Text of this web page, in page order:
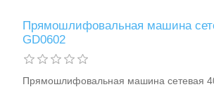
Прямошлифовальная машина
GD0602
Прямошлифовальная машина сетевая